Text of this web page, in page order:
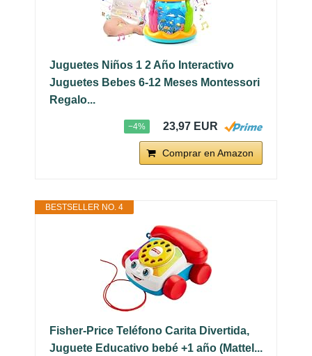
Juguetes Niños 1 2 Año Interactivo
Juguetes Bebes 6-12 Meses Montessori
Regalo...
−4% 23,97 EUR
Comprar en Amazon
BESTSELLER NO. 4
Fisher-Price Teléfono Carita Divertida,
Juguete Educativo bebé +1 año (Mattel...